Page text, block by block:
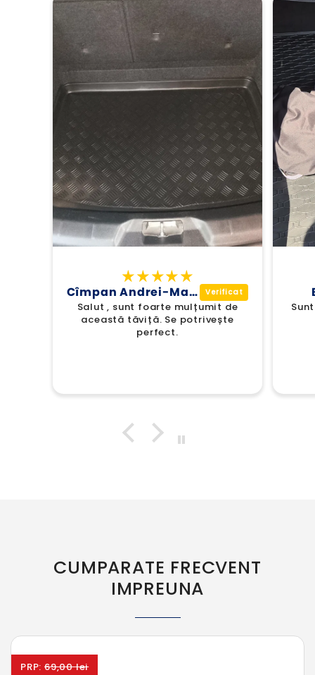
Cîmpan Andrei-Marcel
Salut , sunt foarte mulțumit de
această tăviță. Se potrivește
perfect.
CUMPARATE FRECVENT
IMPREUNA
PRP: 69,00 lei